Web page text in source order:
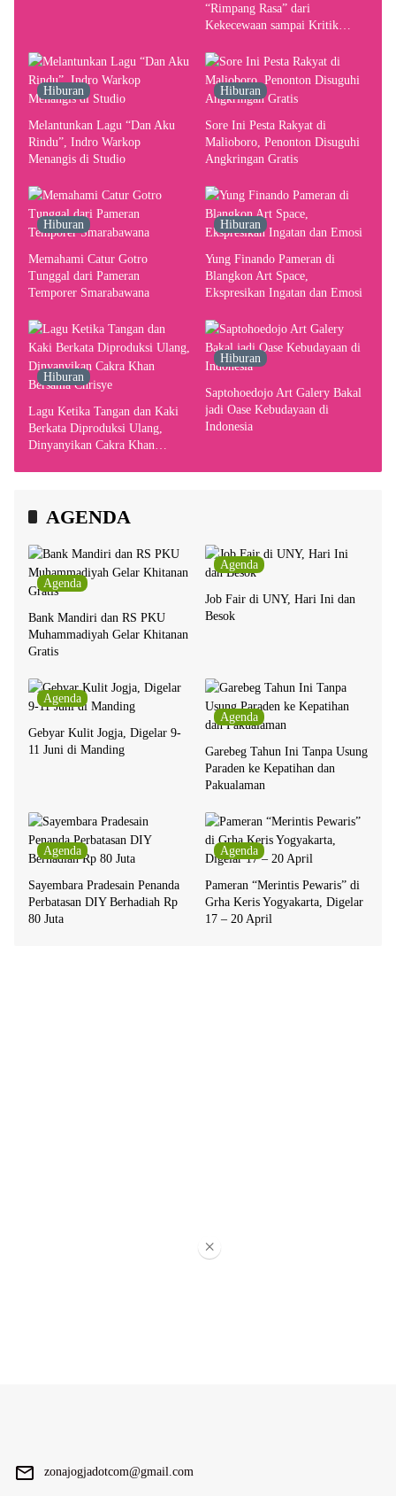
“Rimpang Rasa” dari
Kekecewaan sampai Kritik
Pusat Pergerakan Seni Rupa
Indonesia
Hiburan
Melantunkan Lagu “Dan Aku
Rindu”, Indro Warkop
Menangis di Studio
Hiburan
Sore Ini Pesta Rakyat di
Malioboro, Penonton Disuguhi
Angkringan Gratis
Hiburan
Memahami Catur Gotro
Tunggal dari Pameran
Temporer Smarabawana
Hiburan
Yung Finando Pameran di
Blangkon Art Space,
Ekspresikan Ingatan dan Emosi
Hiburan
Lagu Ketika Tangan dan Kaki
Berkata Diproduksi Ulang,
Dinyanyikan Cakra Khan
Hiburan
Saptohoedojo Art Galery Bakal
jadi Oase Kebudayaan di
Indonesia
AGENDA
Agenda
Bank Mandiri dan RS PKU
Muhammadiyah Gelar Khitanan
Gratis
Agenda
Job Fair di UNY, Hari Ini dan
Besok
Agenda
Gebyar Kulit Jogja, Digelar 9-
11 Juni di Manding
Agenda
Garebeg Tahun Ini Tanpa Usung
Paraden ke Kepatihan dan
Pakualaman
Agenda
Sayembara Pradesain Penanda
Perbatasan DIY Berhadiah Rp
80 Juta
Agenda
Pameran “Merintis Pewaris” di
Grha Keris Yogyakarta, Digelar
17 – 20 April
zonajogjadotcom@gmail.com
×